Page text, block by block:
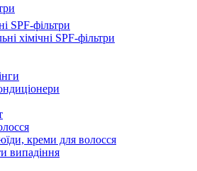
SPF-фільтри
хімічні SPF-фільтри
креми для волосся
випадіння